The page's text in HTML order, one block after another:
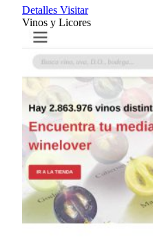
Detalles Visitar
Vinos y Licores